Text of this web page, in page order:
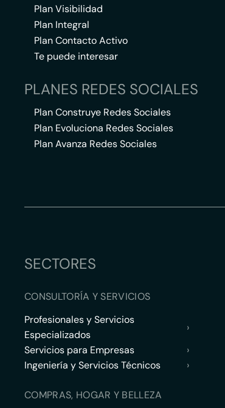
Plan Visibilidad
Plan Integral
Plan Contacto Activo
Te puede interesar
PLANES REDES SOCIALES
Plan Construye Redes Sociales
Plan Evoluciona Redes Sociales
Plan Avanza Redes Sociales
SECTORES
CONSULTORÍA Y SERVICIOS
Profesionales y Servicios
Especializados
›
Servicios para Empresas
›
Ingeniería y Servicios Técnicos
›
COMPRAS, HOGAR Y BELLEZA